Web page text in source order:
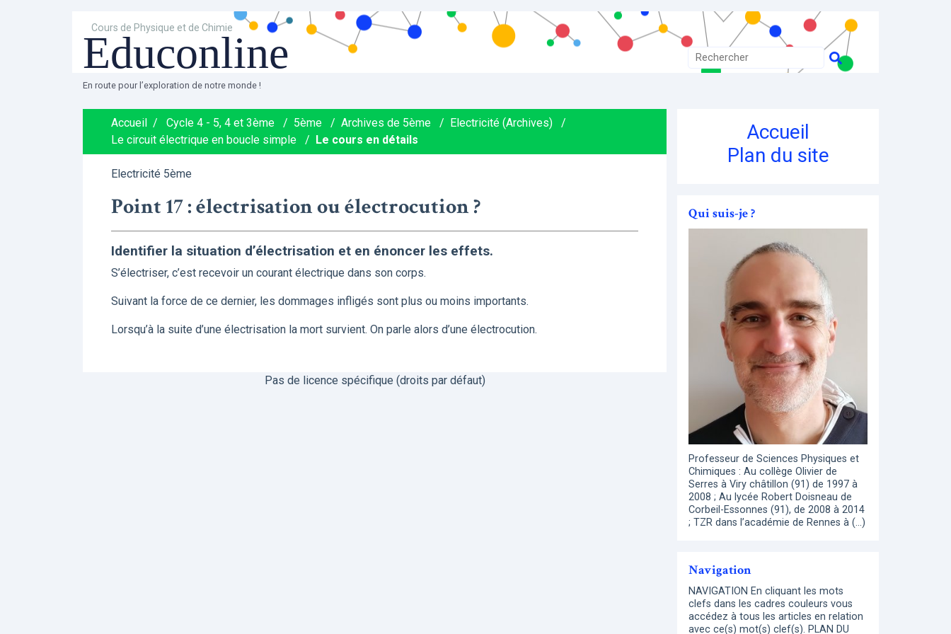
Cours de Physique et de Chimie
Educonline
En route pour l’exploration de notre monde !
Accueil / Cycle 4 - 5, 4 et 3ème / 5ème / Archives de 5ème / Electricité (Archives)
/
Le circuit électrique en boucle simple
/ Le cours en détails
Electricité 5ème
Point 17 : électrisation ou électrocution ?
Identifier la situation d’électrisation et en énoncer les effets.
S’électriser, c’est recevoir un courant électrique dans son corps.
Suivant la force de ce dernier, les dommages infligés sont plus ou moins importants.
Lorsqu’à la suite d’une électrisation la mort survient. On parle alors d’une électrocution.
Pas de licence spécifique (droits par défaut)
Accueil
Plan du site
Qui suis-je ?
Professeur de Sciences Physiques et
Chimiques : Au collège Olivier de
Serres à Viry châtillon (91) de 1997 à
2008 ; Au lycée Robert Doisneau de
Corbeil-Essonnes (91), de 2008 à 2014
; TZR dans l’académie de Rennes à (…)
Navigation
NAVIGATION En cliquant les mots
clefs dans les cadres couleurs vous
accédez à tous les articles en relation
avec ce(s) mot(s) clef(s). PLAN DU